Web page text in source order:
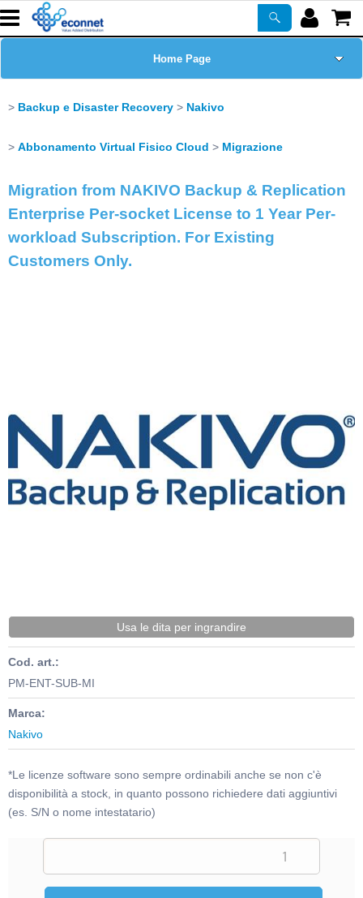
Home Page
Prodotti
Corsi
ASSISTENZA
Backup e Disaster Recovery Nakivo
Abbonamento Virtual Fisico Cloud Migrazione
Migration from NAKIVO Backup & Replication
Enterprise Per-socket License to 1 Year Per-
workload Subscription. For Existing
Customers Only.
Usa le dita per ingrandire
Cod. art.:
PM-ENT-SUB-MI
Marca:
Nakivo
*Le licenze software sono sempre ordinabili anche se non c'è
disponibilità a stock, in quanto possono richiedere dati aggiuntivi
(es. S/N o nome intestatario)